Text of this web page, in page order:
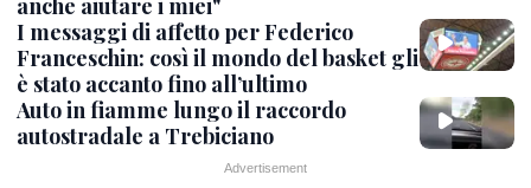
I messaggi di affetto per Federico
Franceschin: così il mondo del basket gli
è stato accanto fino all’ultimo
Auto in fiamme lungo il raccordo
autostradale a Trebiciano